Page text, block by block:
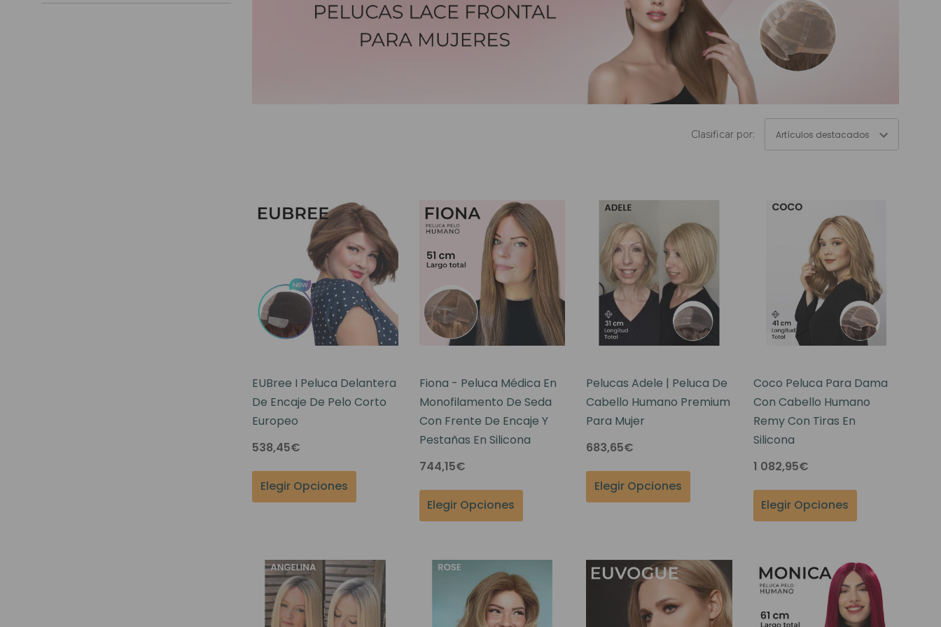
Contacto
Catálogo De Colores
Clasificar por:
EUBree I Peluca Delantera
De Encaje De Pelo Corto
Europeo
538,45€
Elegir Opciones
Fiona - Peluca Médica En
Monofilamento De Seda
Con Frente De Encaje Y
Pestañas En Silicona
744,15€
Elegir Opciones
Pelucas Adele | Peluca De
Cabello Humano Premium
Para Mujer
683,65€
Elegir Opciones
Coco Peluca Para Dama
Con Cabello Humano
Remy Con Tiras En
Silicona
1 082,95€
Elegir Opciones